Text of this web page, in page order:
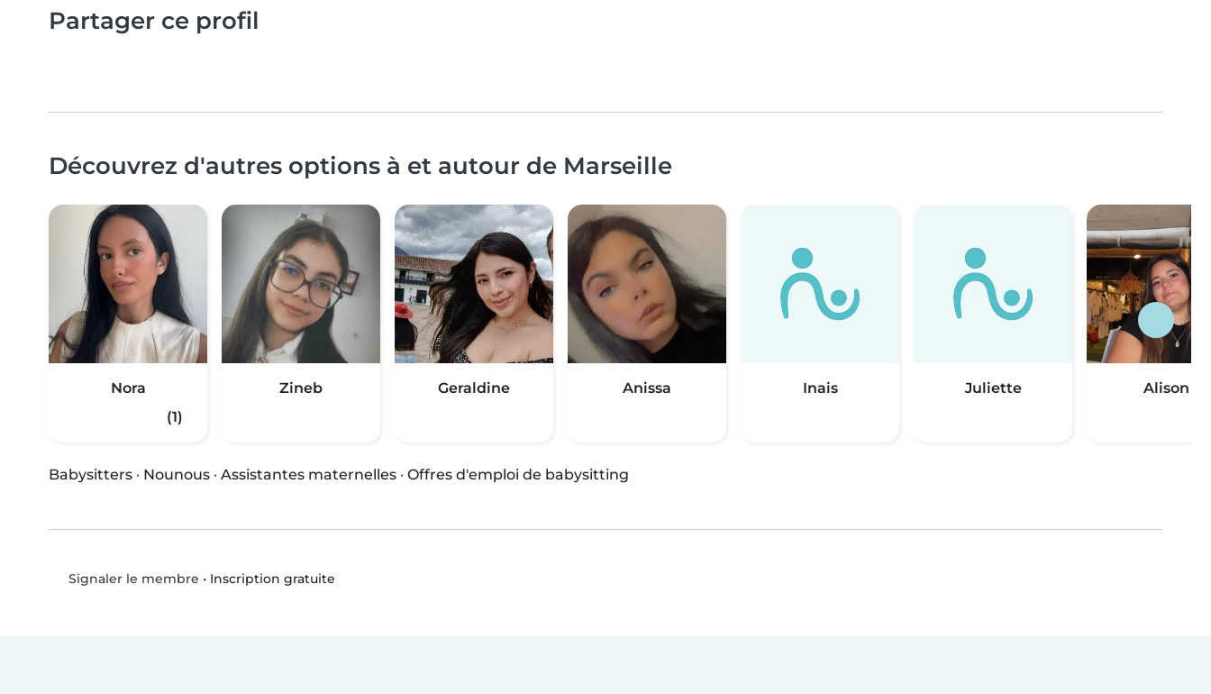
Partager ce profil
Découvrez d'autres options à et autour de Marseille
Nora
(1)
Zineb Geraldine Anissa Inais Juliette Alison
Babysitters · Nounous · Assistantes maternelles · Offres d'emploi de babysitting
Signaler le membre • Inscription gratuite